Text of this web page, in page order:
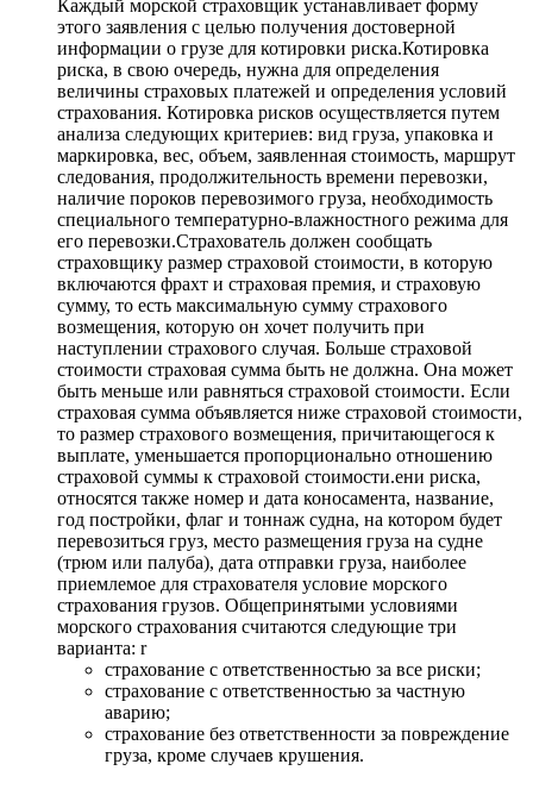
Каждый морской страховщик устанавливает форму
этого заявления с целью получения достоверной
информации о грузе для котировки риска.Котировка
риска, в свою очередь, нужна для определения
величины страховых платежей и определения условий
страхования. Котировка рисков осуществляется путем
анализа следующих критериев: вид груза, упаковка и
маркировка, вес, объем, заявленная стоимость, маршрут
следования, продолжительность времени перевозки,
наличие пороков перевозимого груза, необходимость
специального температурно-влажностного режима для
его перевозки.Страхователь должен сообщать
страховщику размер страховой стоимости, в которую
включаются фрахт и страховая премия, и страховую
сумму, то есть максимальную сумму страхового
возмещения, которую он хочет получить при
наступлении страхового случая. Больше страховой
стоимости страховая сумма быть не должна. Она может
быть меньше или равняться страховой стоимости. Если
страховая сумма объявляется ниже страховой стоимости,
то размер страхового возмещения, причитающегося к
выплате, уменьшается пропорционально отношению
страховой суммы к страховой стоимости.ени риска,
относятся также номер и дата коносамента, название,
год постройки, флаг и тоннаж судна, на котором будет
перевозиться груз, место размещения груза на судне
(трюм или палуба), дата отправки груза, наиболее
приемлемое для страхователя условие морского
страхования грузов. Общепринятыми условиями
морского страхования считаются следующие три
варианта: r
страхование с ответственностью за все риски;
страхование с ответственностью за частную
аварию;
страхование без ответственности за повреждение
груза, кроме случаев крушения.